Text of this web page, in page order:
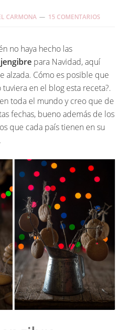
CARMONA 15 COMENTARIOS
no haya hecho las
para Navidad, aquí
alzada. Cómo es posible que
en el blog esta receta?.
toda el mundo y creo que de
fechas, bueno además de los
que cada país tienen en su